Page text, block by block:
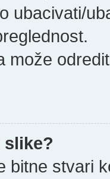
ubacivati/
može
bitne stvari